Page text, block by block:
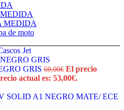
MEDIDA
de moto
Jet
GRIS 69,00€ El precio
actual es: 53,00€.